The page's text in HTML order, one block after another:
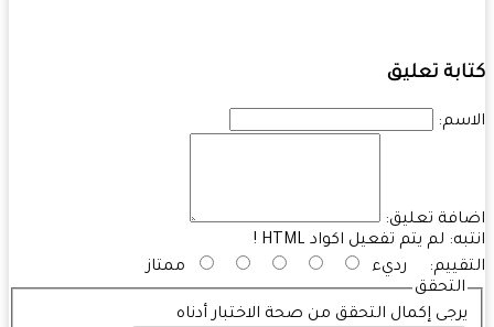
تعليق
تعليق:
لم يتم تفعيل اكواد HTML !
رديء
ممتاز
التحقق
يرجى إكمال التحقق من صحة الاختبار أدناه